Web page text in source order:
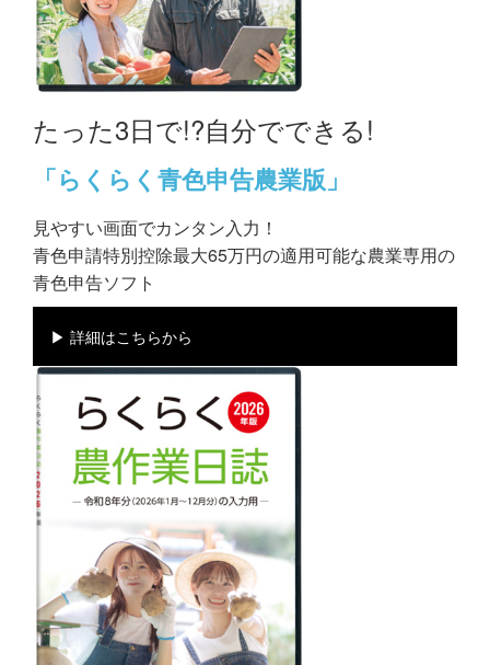
たった3日で!?自分でできる!
「らくらく青色申告農業版」
見やすい画面でカンタン入力！
青色申請特別控除最大65万円の適用可能な農業専用の
青色申告ソフト
▶ 詳細はこちらから